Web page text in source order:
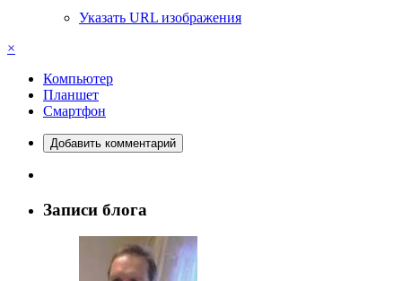
Указать URL изображения
×
Компьютер
Планшет
Смартфон
Добавить комментарий
Записи блога